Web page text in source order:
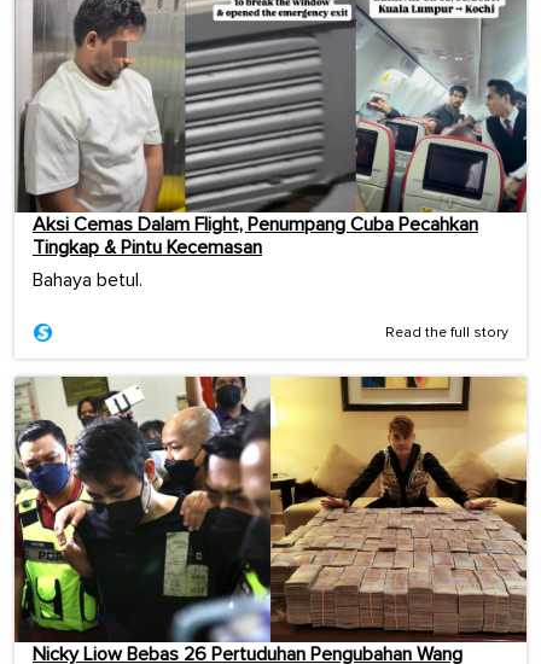
Aksi Cemas Dalam Flight, Penumpang Cuba Pecahkan
Tingkap & Pintu Kecemasan
Bahaya betul.
Read the full story
Nicky Liow Bebas 26 Pertuduhan Pengubahan Wang